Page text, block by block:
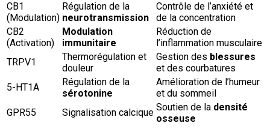
CB1
(Modulation)
Régulation de la
neurotransmission
Contrôle de l’anxiété et
de la concentration
CB2
(Activation)
Modulation
immunitaire
Réduction de
l’inflammation musculaire
TRPV1
Thermorégulation et
douleur
Gestion des blessures
et des courbatures
5-HT1A
Régulation de la
sérotonine
Amélioration de l’humeur
et du sommeil
GPR55
Signalisation calcique Soutien de la densité
osseuse